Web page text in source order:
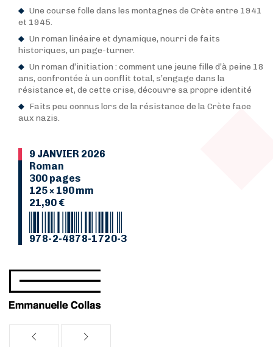
Une course folle dans les montagnes de Crète entre 1941
et 1945.
Un roman linéaire et dynamique, nourri de faits
historiques, un page-turner.
Un roman d’initiation : comment une jeune fille d’à peine 18
ans, confrontée à un conflit total, s’engage dans la
résistance et, de cette crise, découvre sa propre identité
Faits peu connus lors de la résistance de la Crète face
aux nazis.
9 JANVIER 2026
Roman
300 pages
125 × 190 mm
21,90 €
978-2-4878-1720-3